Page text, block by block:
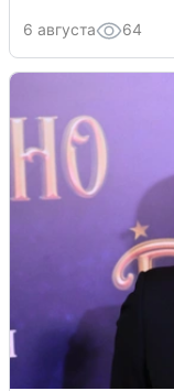
6 августа 64